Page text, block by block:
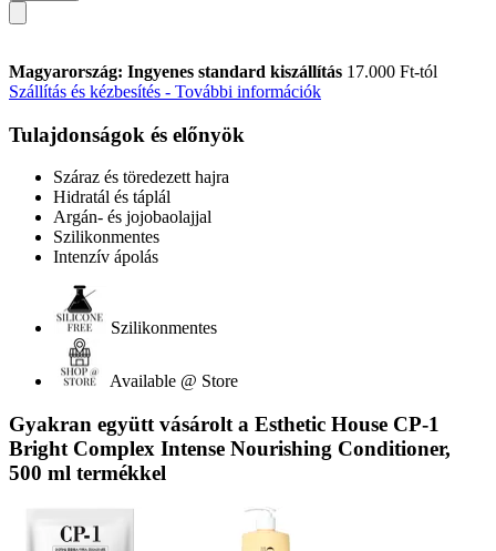
Magyarország: Ingyenes standard kiszállítás 17.000 Ft-tól
Szállítás és kézbesítés - További információk
Tulajdonságok és előnyök
Száraz és töredezett hajra
Hidratál és táplál
Argán- és jojobaolajjal
Szilikonmentes
Intenzív ápolás
Szilikonmentes
Available @ Store
Gyakran együtt vásárolt a Esthetic House CP-1
Bright Complex Intense Nourishing Conditioner,
500 ml termékkel